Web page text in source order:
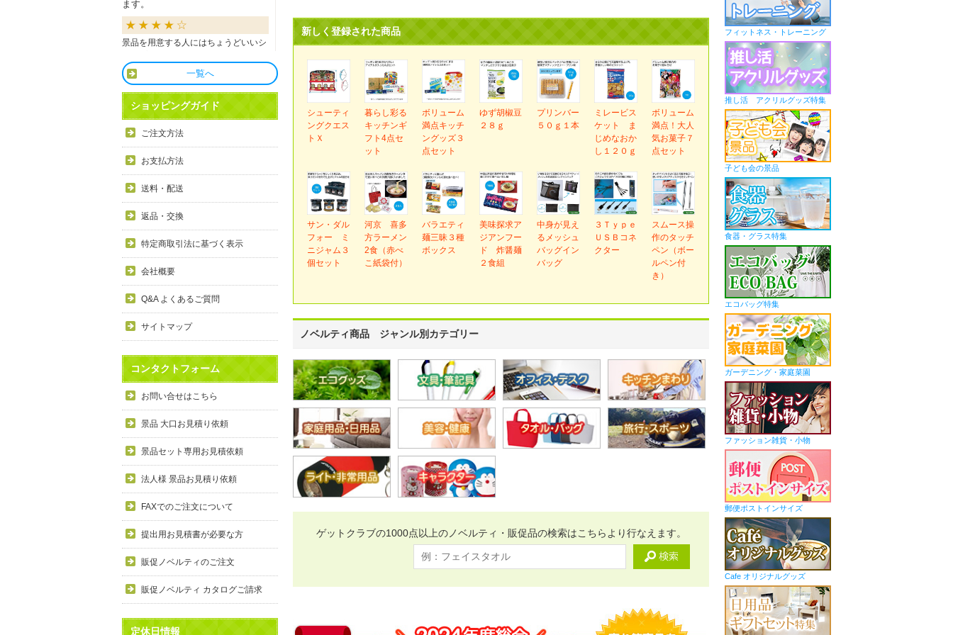
ます。
景品を用意する人にはちょうどいいシ
良かったです
商品も直ぐに届き、一つづづ丁寧に梱
まりのビンゴで利用しましたが、みん
な喜んでもらえました。
利用しやすい
目録景品をよく利用しています。豪華
す。手配が早いので便利です。
一覧へ
ショッピングガイド
ご注文方法
お支払方法
送料・配送
返品・交換
特定商取引法に基づく表示
会社概要
Q&A よくあるご質問
サイトマップ
コンタクトフォーム
お問い合せはこちら
景品 大口お見積り依頼
景品セット専用お見積依頼
法人様 景品お見積り依頼
FAXでのご注文について
提出用お見積書が必要な方
販促ノベルティのご注文
販促ノベルティ カタログご請求
定休日情報
新しく登録された商品
シューティ
ングクエス
トＸ
暮らし彩る
キッチンギ
フト4点セ
ット
ボリューム
満点キッチ
ングッズ３
点セット
ゆず胡椒豆
２８ｇ
プリンバー
５０ｇ１本
ミレービス
ケット ま
じめなおか
し１２０ｇ
ボリューム
満点！大人
気お菓子７
点セット
サン・ダル
フォー ミ
ニジャム３
個セット
河京 喜多
方ラーメン
2食（赤べ
こ紙袋付）
バラエティ
麺三昧３種
ボックス
美味探求ア
ジアンフー
ド 炸醤麺
２食組
中身が見え
るメッシュ
バッグイン
バッグ
３Ｔｙｐｅ
ＵＳＢコネ
クター
スムース操
作のタッチ
ペン（ボー
ルペン付
き）
ノベルティ商品 ジャンル別カテゴリー
ゲットクラブの1000点以上のノベルティ・販促品の検索はこちらより行なえます。
フィットネス・トレーニング
推し活 アクリルグッズ特集
子ども会の景品
食器・グラス特集
エコバッグ特集
ガーデニング・家庭菜園
ファッション雑貨・小物
郵便ポストインサイズ
Cafe オリジナルグッズ